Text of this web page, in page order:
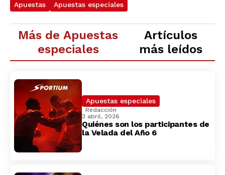
Apuestas Apuestas especiales
Más de Apuestas
especiales
Artículos
más leídos
Apuestas especiales
Redacción
3 abril, 2026
Quiénes son los participantes de
la Velada del Año 6